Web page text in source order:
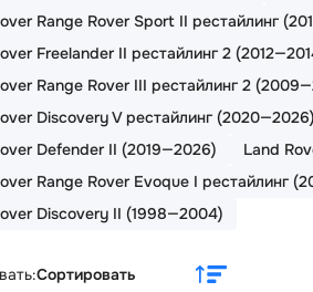
Range Rover Sport II рестайлинг
Freelander II рестайлинг 2
Range Rover III рестайлинг 2
Discovery V рестайлинг (2020—2026)
Defender II (2019—2026)
Land
Range Rover Evoque I рестайлинг
Discovery II (1998—2004)
Сортировать